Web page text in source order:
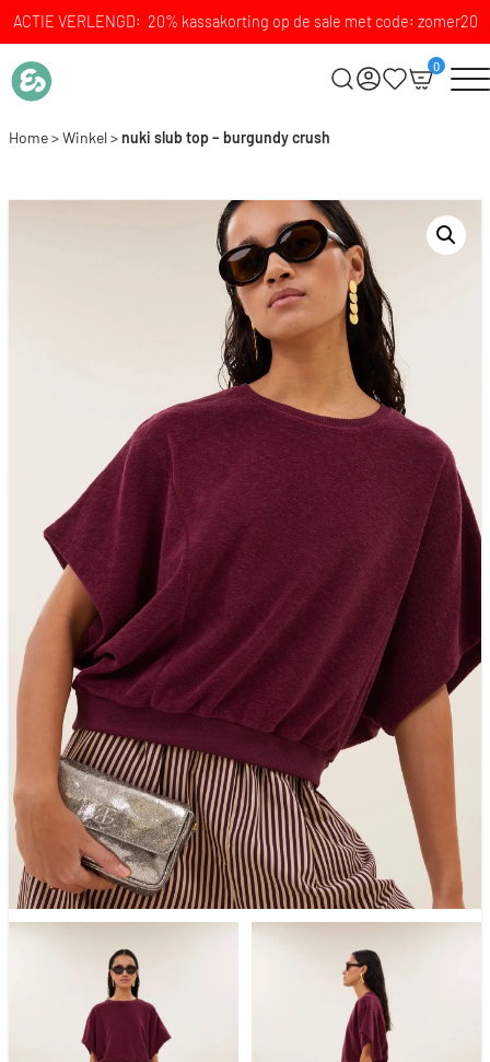
ACTIE VERLENGD: 20% kassakorting op de sale met code: zomer20
0
Home>Winkel>nuki slub top – burgundy crush